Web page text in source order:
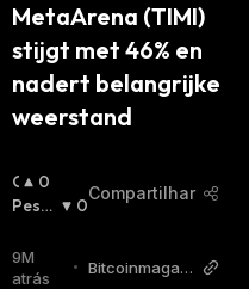
MetaArena (TIMI)
stijgt met 46% en
nadert belangrijke
weerstand
O
T
M
I
0
Pessi
:
0
Compartilhar
9M
atrás
• Bitcoinmagazi